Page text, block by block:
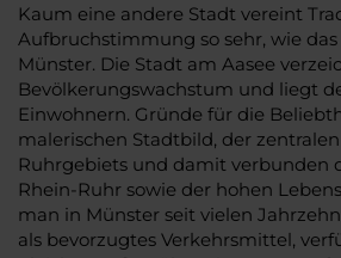
Kaum eine andere Stadt vereint
Aufbruchstimmung so sehr, wie
Münster. Die Stadt am Aasee
Bevölkerungswachstum und liegt
Einwohnern. Gründe für die
malerischen Stadtbild, der
Ruhrgebiets und damit verbunden
Rhein-Ruhr sowie der hohen
man in Münster seit vielen
als bevorzugtes Verkehrsmittel,